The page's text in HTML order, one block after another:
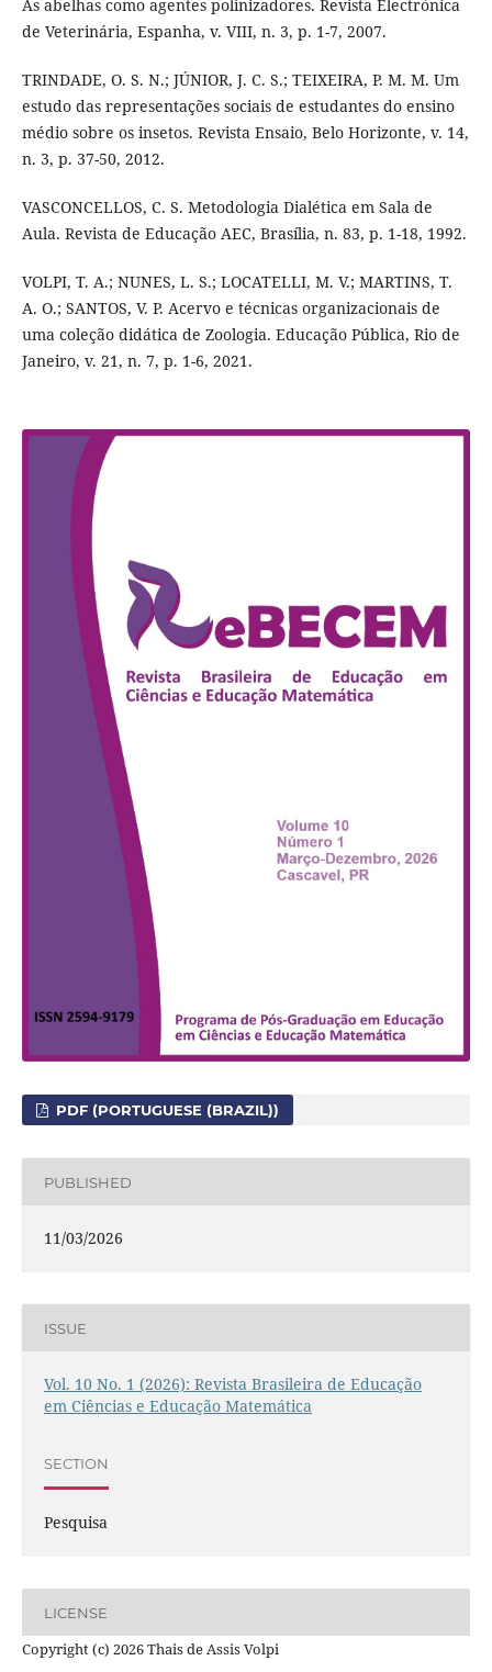
As abelhas como agentes polinizadores. Revista Electrónica
de Veterinária, Espanha, v. VIII, n. 3, p. 1-7, 2007.
TRINDADE, O. S. N.; JÚNIOR, J. C. S.; TEIXEIRA, P. M. M. Um
estudo das representações sociais de estudantes do ensino
médio sobre os insetos. Revista Ensaio, Belo Horizonte, v. 14,
n. 3, p. 37-50, 2012.
VASCONCELLOS, C. S. Metodologia Dialética em Sala de
Aula. Revista de Educação AEC, Brasília, n. 83, p. 1-18, 1992.
VOLPI, T. A.; NUNES, L. S.; LOCATELLI, M. V.; MARTINS, T.
A. O.; SANTOS, V. P. Acervo e técnicas organizacionais de
uma coleção didática de Zoologia. Educação Pública, Rio de
Janeiro, v. 21, n. 7, p. 1-6, 2021.
PDF (PORTUGUESE (BRAZIL))
PUBLISHED
11/03/2026
ISSUE
Vol. 10 No. 1 (2026): Revista Brasileira de Educação
em Ciências e Educação Matemática
SECTION
Pesquisa
LICENSE
Copyright (c) 2026 Thais de Assis Volpi